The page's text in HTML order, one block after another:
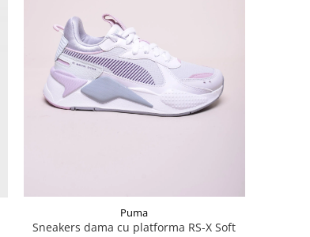
Puma
Sneakers dama cu platforma RS-X Soft